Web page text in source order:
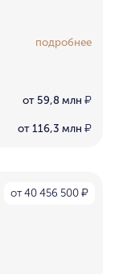
подробнее
от 59,8 млн ₽
от 116,3 млн ₽
от 40 456 500 ₽